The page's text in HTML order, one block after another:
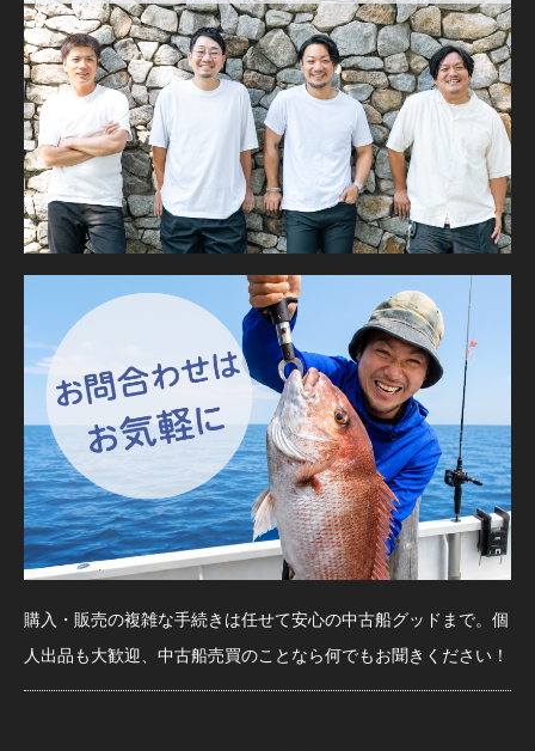
購入・販売の複雑な手続きは任せて安心の中古船グッドまで。個
人出品も大歓迎、中古船売買のことなら何でもお聞きください！